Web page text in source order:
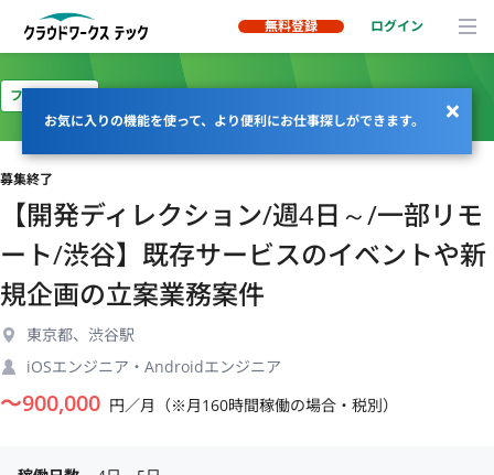
無料登録 ログイン
お気に入りの機能を使って、より便利にお仕事探しができます。
フルリモート
募集終了
【開発ディレクション/週4日～/一部リモ
ート/渋谷】既存サービスのイベントや新
規企画の立案業務案件
東京都、渋谷駅
iOSエンジニア・Androidエンジニア
〜900,000 円／月（※月160時間稼働の場合・税別）